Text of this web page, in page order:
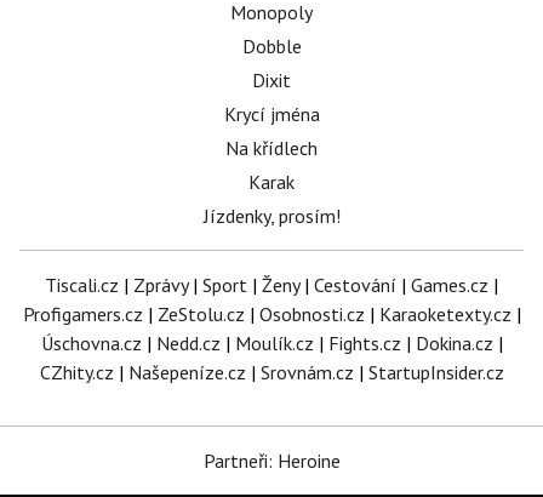
Monopoly
Dobble
Dixit
Krycí jména
Na křídlech
Karak
Jízdenky, prosím!
Tiscali.cz | Zprávy| Sport | Ženy| Cestování | Games.cz |
Profigamers.cz | ZeStolu.cz | Osobnosti.cz | Karaoketexty.cz |
Úschovna.cz | Nedd.cz | Moulík.cz | Fights.cz | Dokina.cz |
CZhity.cz | Našepeníze.cz | Srovnám.cz | StartupInsider.cz
Partneři: Heroine